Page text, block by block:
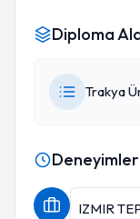
Diploma
Trakya
Deneyimler
IZMIR